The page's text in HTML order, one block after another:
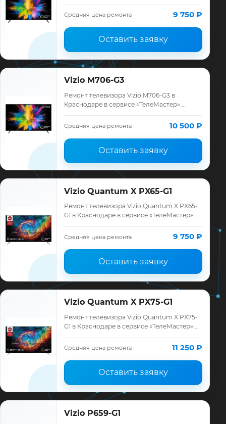
ремонта, запчасти и гарантия до 12
Средняя цена ремонта 9 750 ₽
Оставить заявку
Vizio M706-G3
Ремонт телевизора Vizio M706-G3 в
Краснодаре в сервисе «ТелеМастер»:
ремонта, запчасти и гарантия до 12
месяцев.
Средняя цена ремонта 10 500 ₽
Оставить заявку
Vizio Quantum X PX65-G1
Ремонт телевизора Vizio Quantum X PX65-
G1 в Краснодаре в сервисе «ТелеМастер»:
ремонта, запчасти и гарантия до 12 месяц…
Средняя цена ремонта 9 750 ₽
Оставить заявку
Vizio Quantum X PX75-G1
Ремонт телевизора Vizio Quantum X PX75-
G1 в Краснодаре в сервисе «ТелеМастер»:
ремонта, запчасти и гарантия до 12 месяц…
Средняя цена ремонта 11 250 ₽
Оставить заявку
Vizio P659-G1